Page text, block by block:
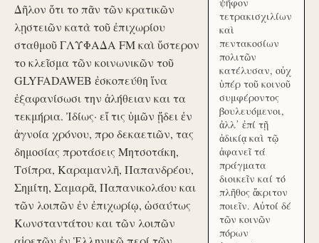
Δῆλον ὅτι το πᾶν τῶν κρατικῶν
λῃστειῶν κατὰ τοῦ ἐπιχωρίου
σταθμοῦ ΓΛΥΦΑΔΑ FM καὶ ὕστερον
το κλεῖσμα τῶν κοινωνικῶν τοῦ
GLYFADAWEB ἐσκοπεύθη ἵνα
ἐξαφανίσωσι την ἀλήθειαν και τα
τεκμήρια. Ἰδίως· εἴ τις ὑμῶν ᾔδει ἐν
ἀγνοία χρόνου, προ δεκαετιῶν, τας
δημοσίας προτάσεις Μητσοτάκη,
Τσίπρα, Καραμανλῆ, Παπανδρέου,
Σημίτη, Σαμαρᾶ, Παπανικολάου και
τῶν λοιπῶν ἐν ἐπιχωρίῳ, ὡσαύτως
Κωνσταντάτου και τῶν λοιπῶν
τετρακισχιλίων
καὶ
πεντακοσίων
πολιτῶν
κατέλυσαν, οὐχ
ὑπέρ τοῦ κοινοῦ
συμφέροντος
βουλευόμενοι,
ἀλλ᾽ ἐπί τῇ
ἀδικίᾳ καὶ τῷ
ἀφανεῖ τά
πράγματα
διοικεῖν καί τό
πλῆθος ἄκριτον
ποιεῖν. Αὐτοί δέ
τῶν κοινῶν
πόρων